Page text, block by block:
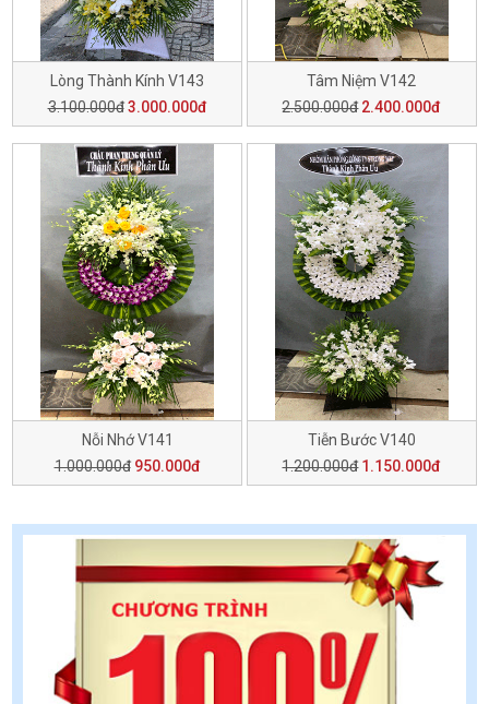
Lòng Thành Kính V143
3.100.000đ 3.000.000đ
Tâm Niệm V142
2.500.000đ 2.400.000đ
Nỗi Nhớ V141
1.000.000đ 950.000đ
Tiễn Bước V140
1.200.000đ 1.150.000đ